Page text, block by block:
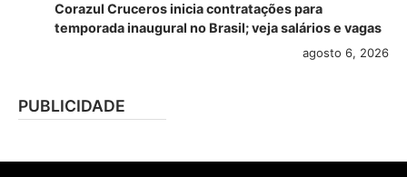
Corazul Cruceros inicia contratações para
temporada inaugural no Brasil; veja salários e vagas
agosto 6, 2026
PUBLICIDADE